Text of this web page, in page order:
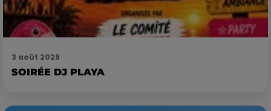
3 août 2026
SOIRÉE DJ PLAYA